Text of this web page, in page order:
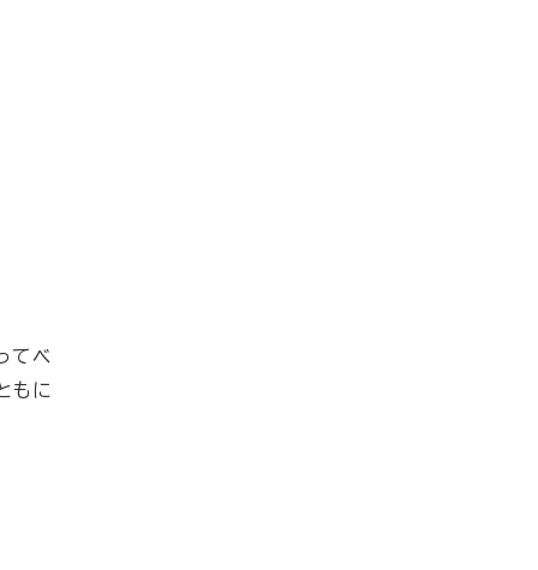
てベ
もに